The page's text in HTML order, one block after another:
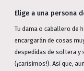
Elige a una persona
Tu dama o caballero de
encargarán de cosas
despedidas de soltera y
(¡carísimos!). Así que,